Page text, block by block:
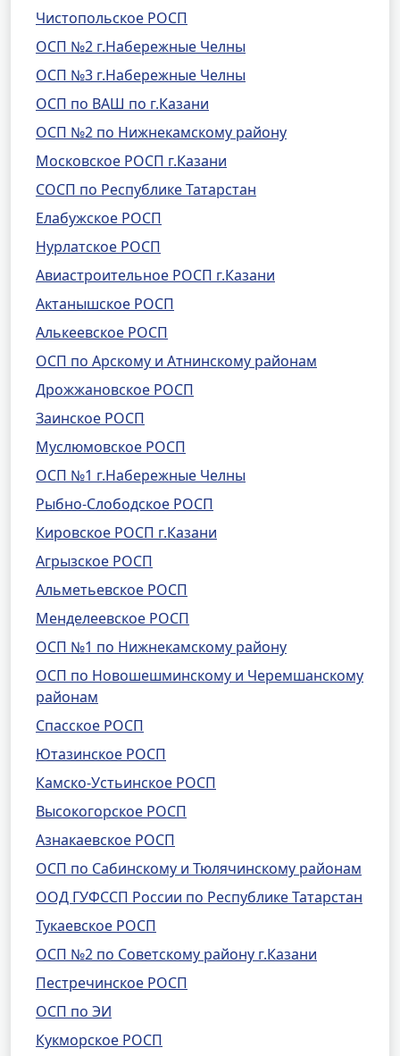
Чистопольское РОСП
ОСП №2 г.Набережные Челны
ОСП №3 г.Набережные Челны
ОСП по ВАШ по г.Казани
ОСП №2 по Нижнекамскому району
Московское РОСП г.Казани
СОСП по Республике Татарстан
Елабужское РОСП
Нурлатское РОСП
Авиастроительное РОСП г.Казани
Актанышское РОСП
Алькеевское РОСП
ОСП по Арскому и Атнинскому районам
Дрожжановское РОСП
Заинское РОСП
Муслюмовское РОСП
ОСП №1 г.Набережные Челны
Рыбно-Слободское РОСП
Кировское РОСП г.Казани
Агрызское РОСП
Альметьевское РОСП
Менделеевское РОСП
ОСП №1 по Нижнекамскому району
ОСП по Новошешминскому и Черемшанскому
районам
Спасское РОСП
Ютазинское РОСП
Камско-Устьинское РОСП
Высокогорское РОСП
Азнакаевское РОСП
ОСП по Сабинскому и Тюлячинскому районам
ООД ГУФССП России по Республике Татарстан
Тукаевское РОСП
ОСП №2 по Советскому району г.Казани
Пестречинское РОСП
ОСП по ЭИ
Кукморское РОСП